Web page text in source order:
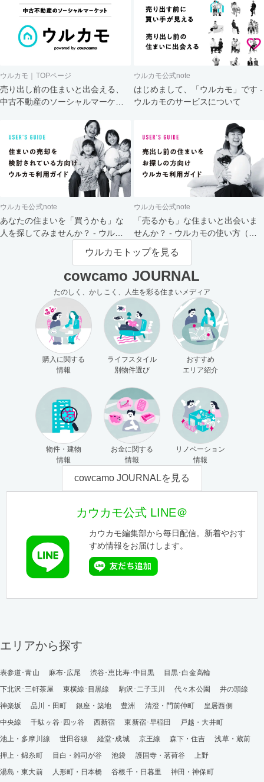
ウルカモ｜TOPページ
売り出し前の住まいと出会える、
中古不動産のソーシャルマーケッ
ウルカモ公式note
はじめまして、「ウルカモ」です -
ウルカモのサービスについて
ウルカモ公式note
あなたの住まいを「買うかも」な
人を探してみませんか？ - ウルカ
ウルカモ公式note
「売るかも」な住まいと出会いま
せんか？ - ウルカモの使い方（買
主さま向け）
ウルカモトップを見る
cowcamo JOURNAL
たのしく、かしこく、人生を彩る住まいメディア
購入に関する
情報
ライフスタイル
別物件選び
おすすめ
エリア紹介
物件・建物
情報
お金に関する
情報
リノベーション
情報
cowcamo JOURNALを見る
カウカモ公式 LINE＠
カウカモ編集部から毎日配信。新着やおす
すめ情報をお届けします。
エリアから探す
表参道･青山 麻布･広尾 渋谷･恵比寿･中目黒
目黒･白金高輪
下北沢･三軒茶屋
東横線･目黒線 駒沢･二子玉川 代々木公園
井の頭線
神楽坂
品川・田町 銀座・築地 豊洲 清澄・門前仲町
皇居西側
中央線
千駄ヶ谷･四ッ谷 西新宿 東新宿･早稲田
戸越・大井町
池上・多摩川線
世田谷線 経堂･成城 京王線 森下・住吉
浅草・蔵前
押上・錦糸町
目白・雑司が谷 池袋 護国寺・茗荷谷
上野
湯島・東大前
人形町・日本橋 谷根千・日暮里
神田・神保町